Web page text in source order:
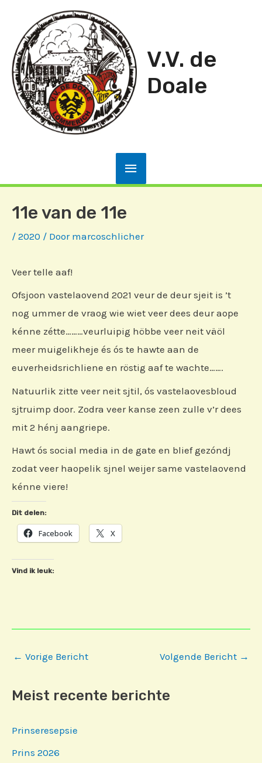
inhoud
V.V. de
Doale
Hoofdmenu
11e van de 11e
/ 2020 / Door marcoschlicher
Veer telle aaf!
Ofsjoon vastelaovend 2021 veur de deur sjeit is ’t
nog ummer de vraog wie wiet veer dees deur aope
kénne zétte………veurluipig höbbe veer neit väöl
meer muigelikheje és ós te hawte aan de
euverheidsrichliene en röstig aaf te wachte…….
Natuurlik zitte veer neit sjtil, ós vastelaovesbloud
sjtruimp door. Zodra veer kanse zeen zulle v’r dees
mit 2 hénj aangriepe.
Hawt ós social media in de gate en blief gezóndj
zodat veer haopelik sjnel weijer same vastelaovend
kénne viere!
Dit delen:
Facebook X
Vind ik leuk:
Bericht
← Vorige Bericht Volgende Bericht →
Meist recente berichte
Prinseresepsie
Prins 2026